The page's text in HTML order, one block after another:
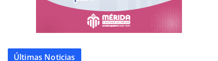
Últimas Noticias